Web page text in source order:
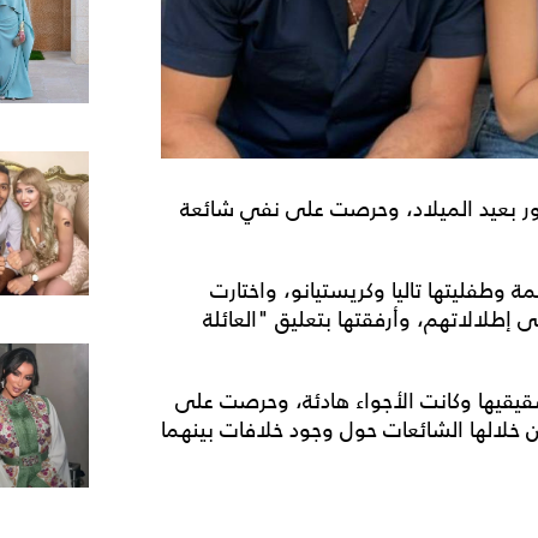
بعيد الميلاد، وحرصت على نفي شائعة
وطفليتها تاليا وكريستيانو، واختارت
إطلالاتهم، وأرفقتها بتعليق "العائلة
وكانت الأجواء هادئة، وحرصت على
الشائعات حول وجود خلافات بينهما